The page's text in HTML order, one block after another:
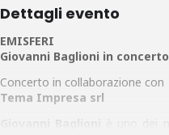
Dettagli evento
EMISFERI
Giovanni Baglioni in concerto
Concerto in collaborazione con
Tema Impresa srl